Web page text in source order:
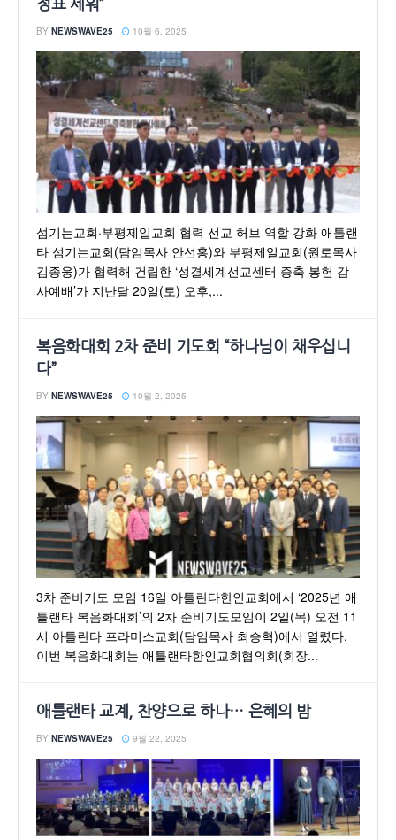
정표 세워”
BY NEWSWAVE25 10월 6, 2025
섬기는교회·부평제일교회 협력 선교 허브 역할 강화 애틀랜
타 섬기는교회(담임목사 안선홍)와 부평제일교회(원로목사
김종웅)가 협력해 건립한 ‘성결세계선교센터 증축 봉헌 감
사예배’가 지난달 20일(토) 오후,...
복음화대회 2차 준비 기도회 “하나님이 채우십니
다”
BY NEWSWAVE25 10월 2, 2025
3차 준비기도 모임 16일 아틀란타한인교회에서 ‘2025년 애
틀랜타 복음화대회’의 2차 준비기도모임이 2일(목) 오전 11
시 아틀란타 프라미스교회(담임목사 최승혁)에서 열렸다.
이번 복음화대회는 애틀랜타한인교회협의회(회장...
애틀랜타 교계, 찬양으로 하나… 은혜의 밤
BY NEWSWAVE25 9월 22, 2025